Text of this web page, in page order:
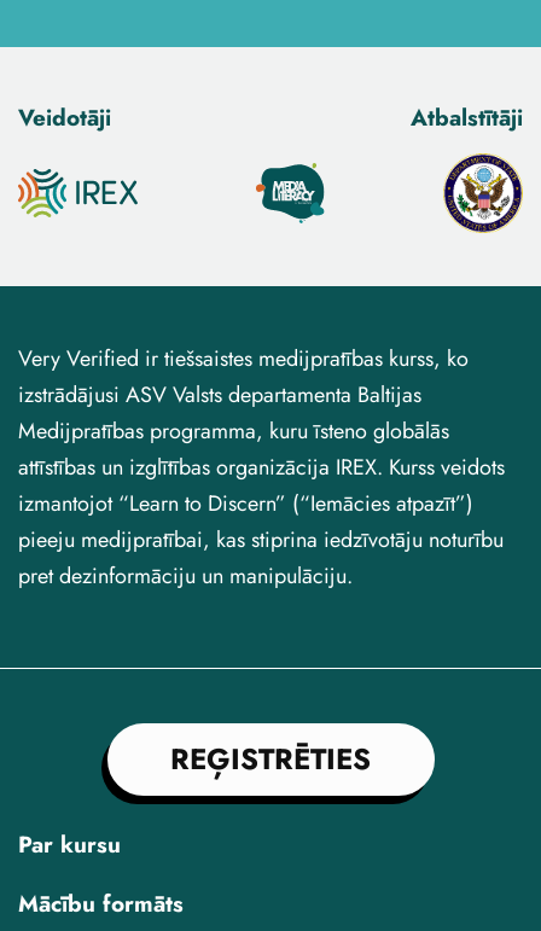
Veidotāji Atbalstītāji
Very Verified ir tiešsaistes medijpratības kurss, ko
izstrādājusi ASV Valsts departamenta Baltijas
Medijpratības programma, kuru īsteno globālās
attīstības un izglītības organizācija IREX. Kurss veidots
izmantojot “Learn to Discern” (“Iemācies atpazīt”)
pieeju medijpratībai, kas stiprina iedzīvotāju noturību
pret dezinformāciju un manipulāciju.
REĢISTRĒTIES
Par kursu
Mācību formāts